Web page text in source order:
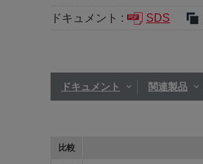
ドキュメント :
SDS
ドキュメント 関連製品
比較